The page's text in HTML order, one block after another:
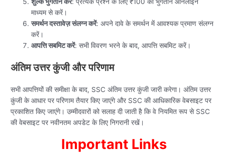
माध्यम से करें।
समर्थन दस्तावेज़ संलग्न करें: अपने दावे के समर्थन में आवश्यक प्रमाण संलग्न
करें।
आपत्ति सबमिट करें: सभी विवरण भरने के बाद, आपत्ति सबमिट करें।
अंतिम उत्तर कुंजी और परिणाम
सभी आपत्तियों की समीक्षा के बाद, SSC अंतिम उत्तर कुंजी जारी करेगा। अंतिम उत्तर
कुंजी के आधार पर परिणाम तैयार किए जाएंगे और SSC की आधिकारिक वेबसाइट पर
प्रकाशित किए जाएंगे। उम्मीदवारों को सलाह दी जाती है कि वे नियमित रूप से SSC
की वेबसाइट पर नवीनतम अपडेट के लिए निगरानी रखें।
Important Links